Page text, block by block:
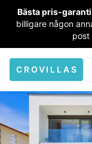
Bästa pris-
billigare någon
post
CROVILLAS